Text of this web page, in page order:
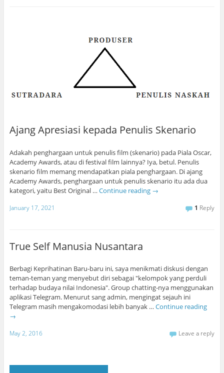
Ajang Apresiasi kepada Penulis Skenario
Adakah penghargaan untuk penulis film (skenario) pada Piala Oscar,
Academy Awards, atau di festival film lainnya? Iya, betul. Penulis
skenario film memang mendapatkan piala penghargaan. Di ajang
Academy Awards, penghargaan untuk penulis skenario itu ada dua
kategori, yaitu Best Original … Continue reading →
January 17, 2021 1 Reply
True Self Manusia Nusantara
Berbagi Keprihatinan Baru-baru ini, saya menikmati diskusi dengan
teman-teman yang menyebut diri sebagai "kelompok yang perduli
terhadap budaya nilai Indonesia". Group chatting-nya menggunakan
aplikasi Telegram. Menurut sang admin, mengingat sejauh ini
Telegram masih mengakomodasi lebih banyak … Continue reading
→
May 2, 2016 Leave a reply